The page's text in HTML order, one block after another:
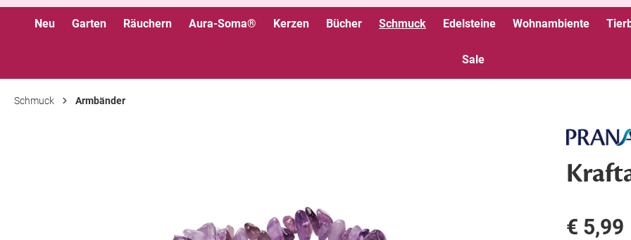
Neu Garten Räuchern Aura-Soma® Kerzen Bücher Schmuck Edelsteine Wohnambiente
Sale
Schmuck Armbänder
€ 5,99